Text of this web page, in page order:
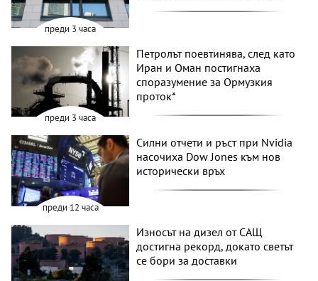
преди 3 часа
преди 3 часа
Петролът поевтинява, след като
Иран и Оман постигнаха
споразумение за Ормузкия
проток*
преди 12 часа
Силни отчети и ръст при Nvidia
насочиха Dow Jones към нов
исторически връх
Износът на дизел от САЩ
достигна рекорд, докато светът
се бори за доставки